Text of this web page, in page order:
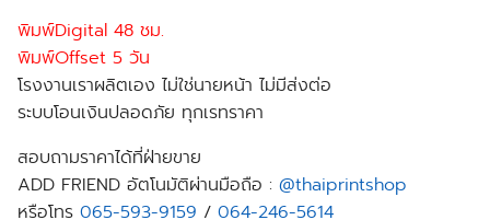
พิมพ์Digital 48 ชม.
พิมพ์Offset 5 วัน
โรงงานเราผลิตเอง ไม่ใช่นายหน้า ไม่มีส่งต่อ
ระบบโอนเงินปลอดภัย ทุกเรทราคา
สอบถามราคาได้ที่ฝ่ายขาย
ADD FRIEND อัตโนมัติผ่านมือถือ : @thaiprintshop
หรือโทร 065-593-9159 / 064-246-5614